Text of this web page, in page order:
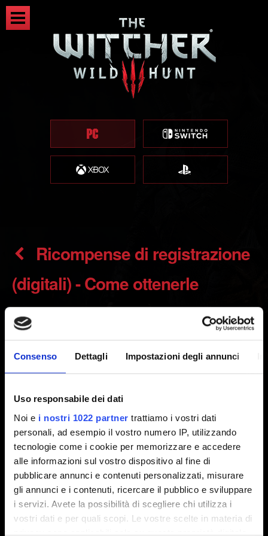
Consenso Dettagli Impostazioni degli annunci
Uso responsabile dei dati
Noi e i nostri 1022 partner trattiamo i vostri dati
personali, ad esempio il vostro numero IP, utilizzando
tecnologie come i cookie per memorizzare e accedere
alle informazioni sul vostro dispositivo al fine di
pubblicare annunci e contenuti personalizzati, misurare
gli annunci e i contenuti, ricercare il pubblico e sviluppare
i servizi. Avete la possibilità di scegliere chi utilizza i
vostri dati e per quali scopi. Le vostre scelte in materia di
privacy sono applicabili solo su questa proprietà digitale
Ricompense di registrazione
(digitali) - Come ottenerle
Creato 2 anni fa Aggiornato 2 anni fa
segue:
https://www.thewitcher.com/comicbook/
Clicca su "Sign in with CDPR account".
Accedi con lo stesso account CD PROJEKT RED che
usi per accedere a REDlauncher/Le mie ricompense.
Nota:per accedere alle ricompense, devi avviare il gioco
e accedere a REDlauncher (PC) o a Le mie ricompense
nel menu principale (console) con il tuo account CD
PROJEKT RED. Collegare il tuo account PlayStation,